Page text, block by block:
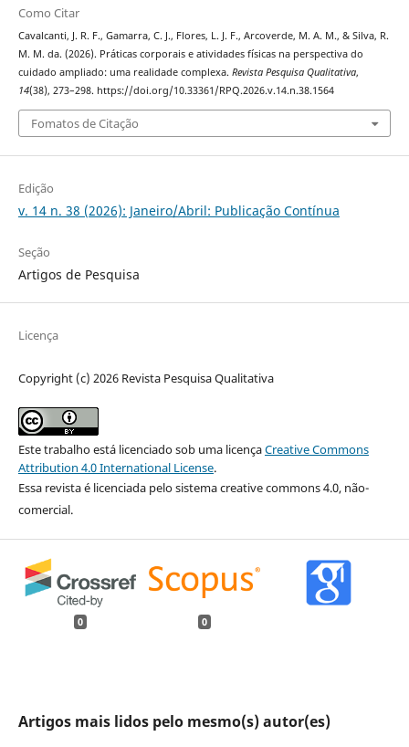
Como Citar
Cavalcanti, J. R. F., Gamarra, C. J., Flores, L. J. F., Arcoverde, M. A. M., & Silva, R.
M. M. da. (2026). Práticas corporais e atividades físicas na perspectiva do
cuidado ampliado: uma realidade complexa. Revista Pesquisa Qualitativa,
14(38), 273–298. https://doi.org/10.33361/RPQ.2026.v.14.n.38.1564
Fomatos de Citação
Edição
v. 14 n. 38 (2026): Janeiro/Abril: Publicação Contínua
Seção
Artigos de Pesquisa
Licença
Copyright (c) 2026 Revista Pesquisa Qualitativa
Este trabalho está licenciado sob uma licençaCreative Commons
Attribution 4.0 International License.
Essa revista é licenciada pelo sistema creative commons 4.0, não-
comercial.
0 0
Artigos mais lidos pelo mesmo(s) autor(es)